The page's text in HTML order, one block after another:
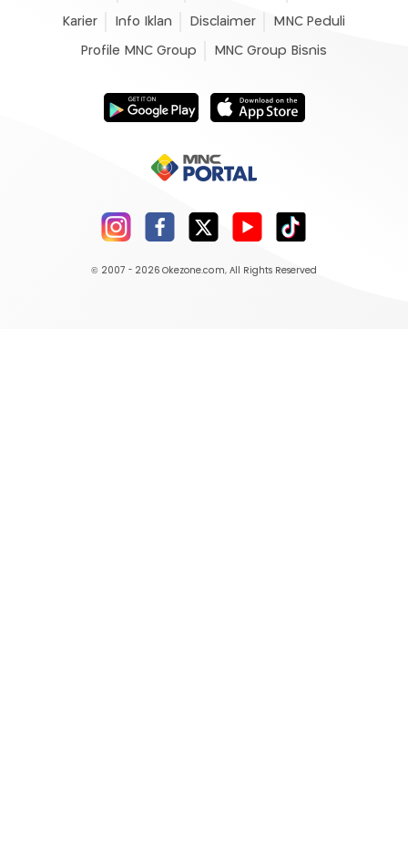
Karier Info Iklan Disclaimer MNC Peduli
Profile MNC Group MNC Group Bisnis
© 2007 - 2026 Okezone.com, All Rights Reserved